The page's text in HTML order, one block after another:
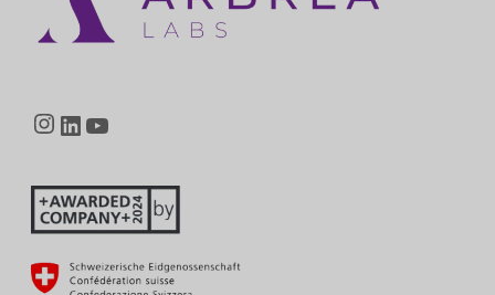
Instagram
LinkedIn